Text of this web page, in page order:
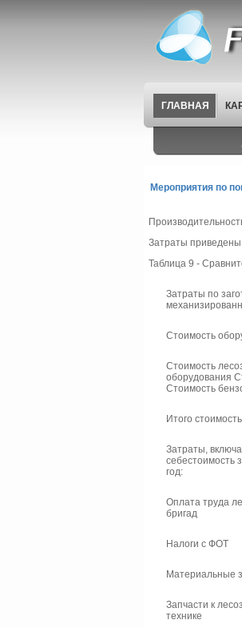
ГЛАВНАЯ
Мероприятия по
Затраты приведены
Таблица 9 -
Затраты по
Стоимость
Стоимость
оборудования
Стоимость
Итого
Затраты,
себестоимость
год:
Оплата труда
бригад
Налоги с ФОТ
Материальные
Запчасти к
технике